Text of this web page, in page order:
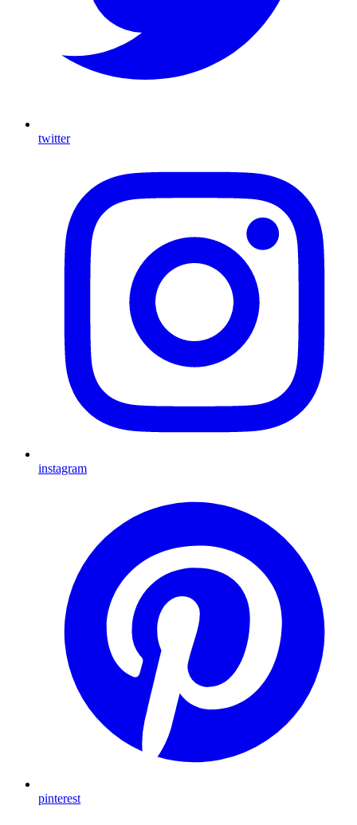
twitter
instagram
pinterest